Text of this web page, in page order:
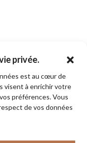
privée.
est au cœur de
visent à enrichir votre
préférences. Vous
de vos données
0,00$